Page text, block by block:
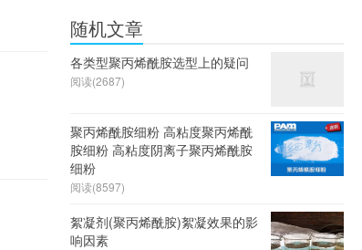
随机文章
各类型聚丙烯酰胺选型上的疑问
阅读(2687)
聚丙烯酰胺细粉 高粘度聚丙烯酰
胺细粉 高粘度阴离子聚丙烯酰胺
细粉
阅读(8597)
絮凝剂(聚丙烯酰胺)絮凝效果的影
响因素